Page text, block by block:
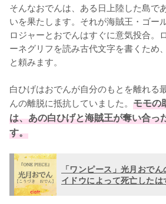
そんなおでんは、ある日上陸した島で
いを果たします。それが海賊王・ゴー
ロジャーとおでんはすぐに意気投合。
ーネグリフを読み古代文字を書くため
と頼みます。
白ひげはおでんが自分のもとを離れる
んの離脱に抵抗していました。 モモの
は、あの白ひげと海賊王が奪い合っ
す。
「ワンピース」光月おで
イドウによって死亡したは